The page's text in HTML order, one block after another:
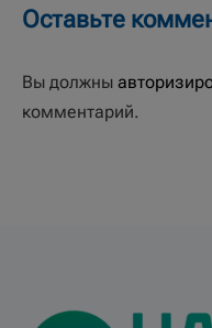
Оставьте
Вы должны
комментарий.